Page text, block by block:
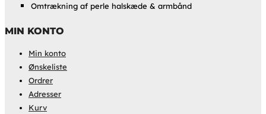
Omtrækning af perle halskæde & armbånd
MIN KONTO
Min konto
Ønskeliste
Ordrer
Adresser
Kurv